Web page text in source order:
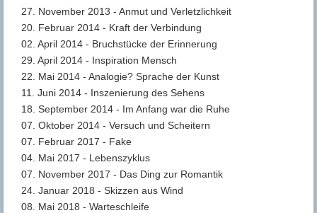
27. November 2013 - Anmut und Verletzlichkeit
20. Februar 2014 - Kraft der Verbindung
02. April 2014 - Bruchstücke der Erinnerung
29. April 2014 - Inspiration Mensch
22. Mai 2014 - Analogie? Sprache der Kunst
11. Juni 2014 - Inszenierung des Sehens
18. September 2014 - Im Anfang war die Ruhe
07. Oktober 2014 - Versuch und Scheitern
07. Februar 2017 - Fake
04. Mai 2017 - Lebenszyklus
07. November 2017 - Das Ding zur Romantik
24. Januar 2018 - Skizzen aus Wind
08. Mai 2018 - Warteschleife